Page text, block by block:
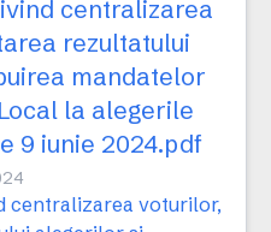
centralizarea
rezultatului
mandatelor
la alegerile
9 iunie 2024.pdf
centralizarea voturilor,